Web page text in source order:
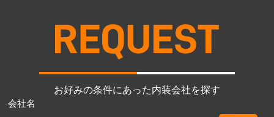
お好みの条件にあった内装会社を探す
会社名